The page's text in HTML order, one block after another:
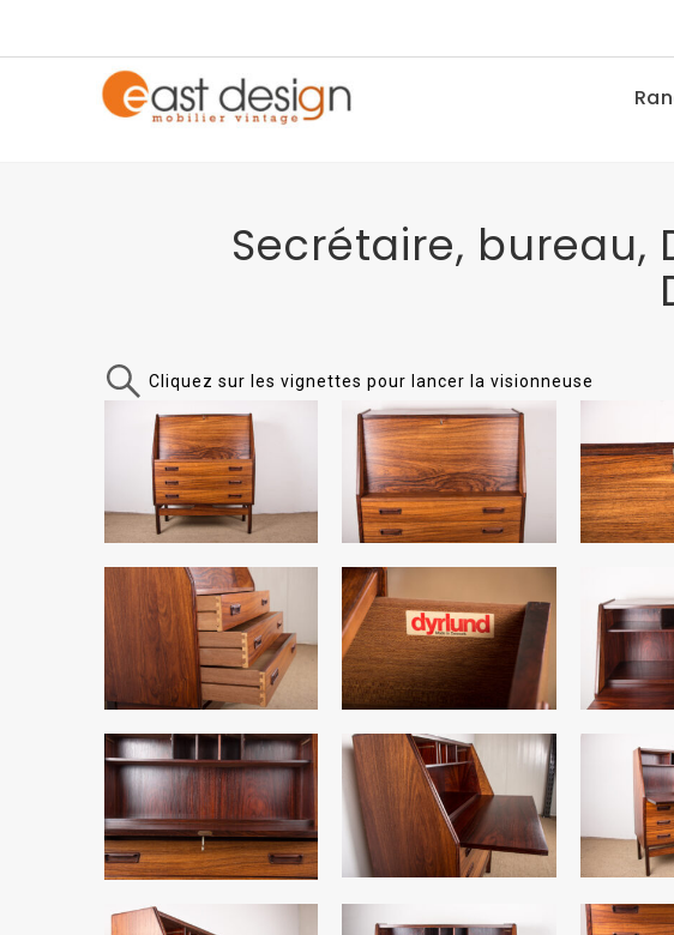
Secrétaire, bureau,
Cliquez sur les vignettes pour lancer la visionneuse